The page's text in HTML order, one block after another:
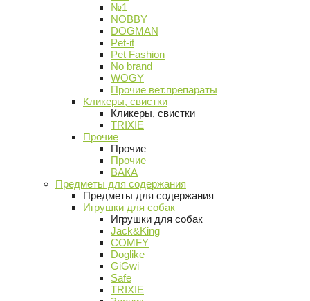
№1
NOBBY
DOGMAN
Pet-it
Pet Fashion
No brand
WOGY
Прочие вет.препараты
Кликеры, свистки
Кликеры, свистки
TRIXIE
Прочие
Прочие
Прочие
ВАКА
Предметы для содержания
Предметы для содержания
Игрушки для собак
Игрушки для собак
Jack&King
COMFY
Doglike
GiGwi
Safe
TRIXIE